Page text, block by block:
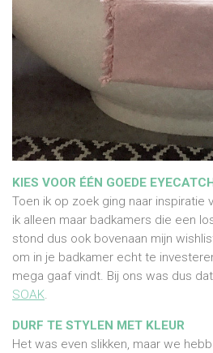
KIES VOOR ÉÉN GOEDE
Toen ik op zoek ging naar inspiratie
ik alleen maar badkamers die een
stond dus ook bovenaan mijn
om in je badkamer echt te
mega gaaf vindt. Bij ons was dus
SOAK.
DURF TE STYLEN MET KLEUR
Het was even slikken, maar we